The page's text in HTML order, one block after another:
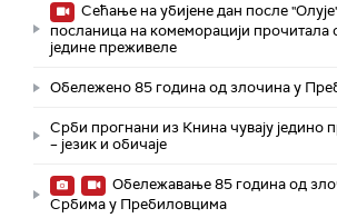
Сећање на убијене дан после
посланица на комеморацији прочитала
једине преживеле
Обележено 85 година од злочина у
Срби прогнани из Книна чувају једино
– језик и обичаје
Обележавање 85 година од
Србима у Пребиловцима